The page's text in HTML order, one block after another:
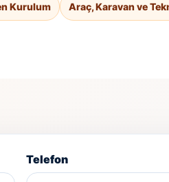
Kurulum Araç, Karavan ve
Telefon